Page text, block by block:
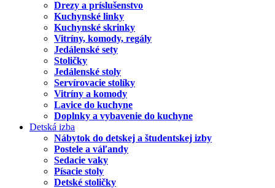
Drezy a príslušenstvo
Kuchynské linky
Kuchynské skrinky
Vitríny, komody, regály
Jedálenské sety
Stoličky
Jedálenské stoly
Servírovacie stolíky
Vitríny a komody
Lavice do kuchyne
Doplnky a vybavenie do kuchyne
Detská izba
Nábytok do detskej a študentskej izby
Postele a váľandy
Sedacie vaky
Písacie stoly
Detské stoličky